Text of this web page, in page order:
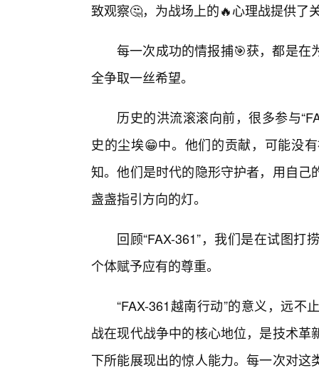
致观察🤔，为战场上的🔥心理战提供了
每一次成功的情报捕🎯获，都是在
全争取一丝希望。
历史的洪流滚滚向前，很多参与
史的尘埃😁中。他们的贡献，可能没
知。他们是时代的隐形守护者，用自
盏盏指引方向的灯。
回顾“FAX-361”，我们是在试图
个体赋予应有的尊重。
“FAX-361越南行动”的意义，远
战在现代战争中的核心地位，是技术
下所能展现出的惊人能力。每一次对